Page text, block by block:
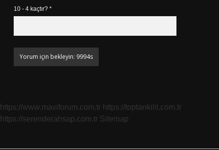
10 - 4 kaçtır? *
https://www.maviforum.com.tr https://toptankilit.com.tr
https://serenderahsap.com.tr Sitemap